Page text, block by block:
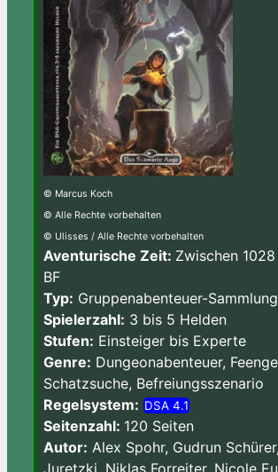
© Marcus Koch
© Alle Rechte vorbehalten
© Ulisses / Alle Rechte vorbehalten
Aventurische Zeit: Zwischen
BF
Typ: Gruppenabenteuer-Sammlung
Spielerzahl: 3 bis 5 Helden
Stufen: Einsteiger bis Experte
Genre: Dungeonabenteuer,
Schatzsuche, Befreiungsszenario
Regelsystem: DSA 4.1
Seitenzahl: 120 Seiten
Autor: Alex Spohr, Gudrun
Juretzki, Niklas Forreiter, Nicole